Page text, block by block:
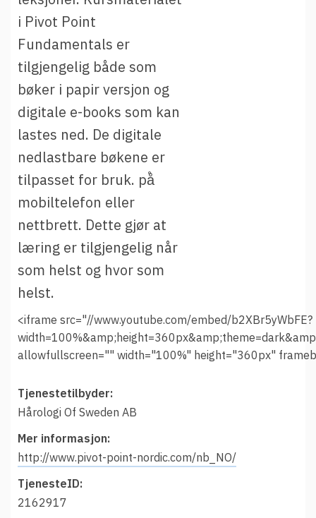
i Pivot Point
Fundamentals er
tilgjengelig både som
bøker i papir versjon og
digitale e-books som kan
lastes ned. De digitale
nedlastbare bøkene er
tilpasset for bruk. på̊
mobiltelefon eller
nettbrett. Dette gjør at
læring er tilgjengelig når
som helst og hvor som
helst.
<iframe src="//www.youtube.com/embed/b2XBr5yWbFE?
allowfullscreen="" width="100%" height="360px"
Tjenestetilbyder:
Hårologi Of Sweden AB
Mer informasjon:
http://www.pivot-point-nordic.com/nb_NO/
TjenesteID:
2162917